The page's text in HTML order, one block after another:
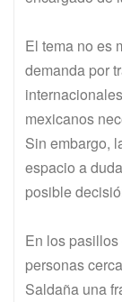
El tema no es
demanda por
mexicanos
Sin embargo,
espacio a
posible
En los
personas
Saldaña una